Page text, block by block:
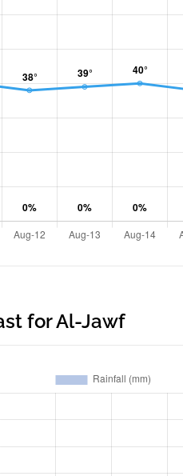
for Al-Jawf